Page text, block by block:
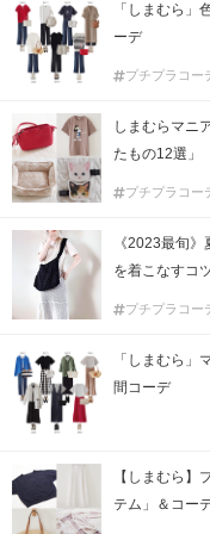
「しまむら」
ーデ
プチプラコー
しまむらマニ
たもの12選」
プチプラコー
《2023最旬
を着こなすコ
プチプラコー
「しまむら」
間コーデ
【しまむら】
テム」＆コー